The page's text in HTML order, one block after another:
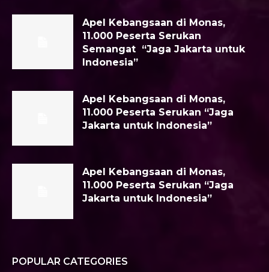
Apel Kebangsaan di Monas,
11.000 Peserta Serukan
Semangat “Jaga Jakarta untuk
Indonesia”
Apel Kebangsaan di Monas,
11.000 Peserta Serukan “Jaga
Jakarta untuk Indonesia”
Apel Kebangsaan di Monas,
11.000 Peserta Serukan “Jaga
Jakarta untuk Indonesia”
POPULAR CATEGORIES